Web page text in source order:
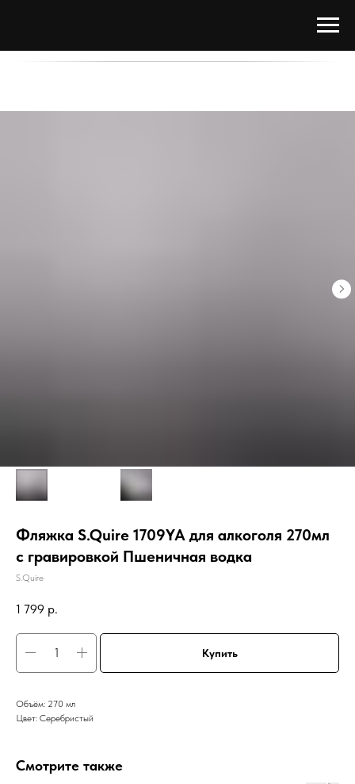
Фляжка S.Quire 1709YA для алкоголя 270мл
с гравировкой Пшеничная водка
S.Quire
1 799 р.
Купить
Объём: 270 мл
Цвет: Серебристый
Смотрите также